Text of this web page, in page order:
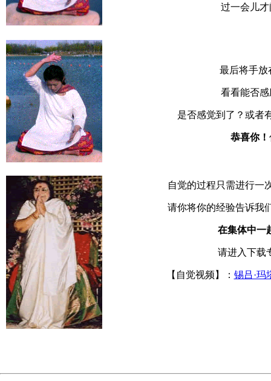
过一会儿
最后将手放
看看能否
是否感觉到了？或者
恭喜你！
自觉的过程只需进行一
请你将你的经验告诉我
在集体中一
请进入下载
【自觉视频】： 锡吕·玛